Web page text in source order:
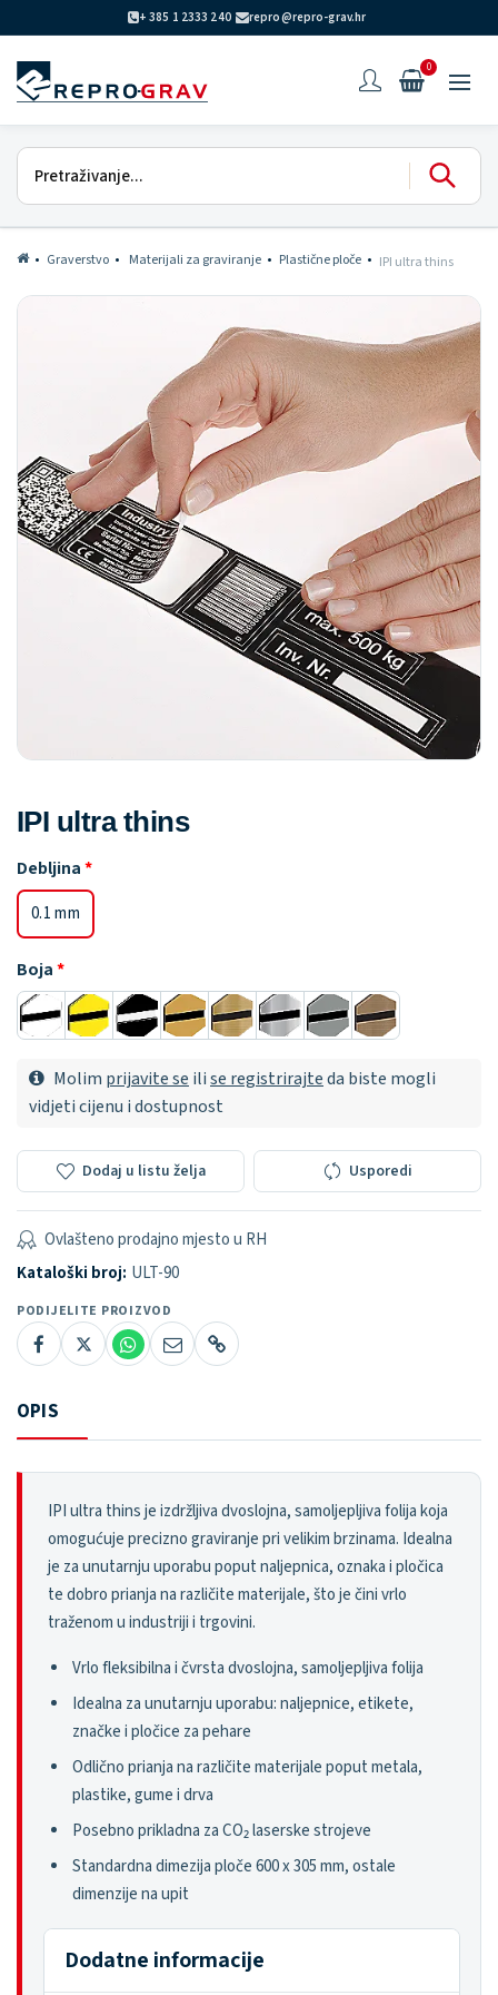
+ 385 1 2333 240 repro@repro-grav.hr
0
Graverstvo Materijali za graviranje Plastične ploče IPI ultra thins
IPI ultra thins
Debljina
0.1 mm
Boja
Molim prijavite se ilise registrirajteda biste mogli
vidjeti cijenu i dostupnost
Dodaj u listu želja Usporedi
Ovlašteno prodajno mjesto u RH
Kataloški broj: ULT-90
PODIJELITE PROIZVOD
OPIS
IPI ultra thins je izdržljiva dvoslojna, samoljepljiva folija koja
omogućuje precizno graviranje pri velikim brzinama. Idealna
je za unutarnju uporabu poput naljepnica, oznaka i pločica
te dobro prianja na različite materijale, što je čini vrlo
traženom u industriji i trgovini.
Vrlo fleksibilna i čvrsta dvoslojna, samoljepljiva folija
Idealna za unutarnju uporabu: naljepnice, etikete,
značke i pločice za pehare
Odlično prianja na različite materijale poput metala,
plastike, gume i drva
Posebno prikladna za CO₂ laserske strojeve
Standardna dimezija ploče 600 x 305 mm, ostale
dimenzije na upit
Dodatne informacije